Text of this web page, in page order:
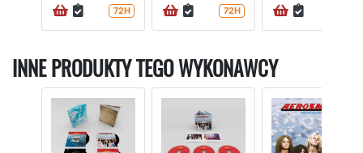
72H 72H
INNE PRODUKTY TEGO WYKONAWCY